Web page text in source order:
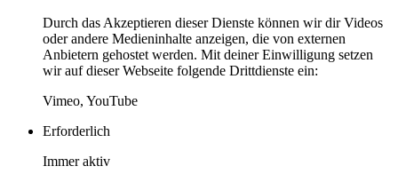
Durch das Akzeptieren dieser Dienste können wir dir Videos
oder andere Medieninhalte anzeigen, die von externen
Anbietern gehostet werden. Mit deiner Einwilligung setzen
wir auf dieser Webseite folgende Drittdienste ein:
Vimeo, YouTube
Erforderlich
Immer aktiv